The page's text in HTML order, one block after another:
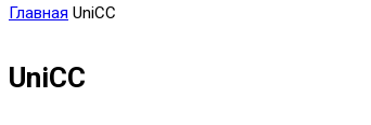
Главная UniCC
UniCC